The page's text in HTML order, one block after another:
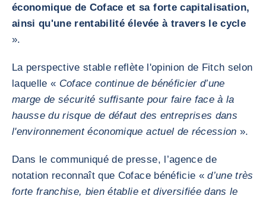
économique de Coface et sa forte capitalisation,
ainsi qu'une rentabilité élevée à travers le cycle
».
La perspective stable reflète l'opinion de Fitch selon
laquelle « Coface continue de bénéficier d’une
marge de sécurité suffisante pour faire face à la
hausse du risque de défaut des entreprises dans
l'environnement économique actuel de récession ».
Dans le communiqué de presse, l’agence de
notation reconnaît que Coface bénéficie «d’une très
forte franchise, bien établie et diversifiée dans le